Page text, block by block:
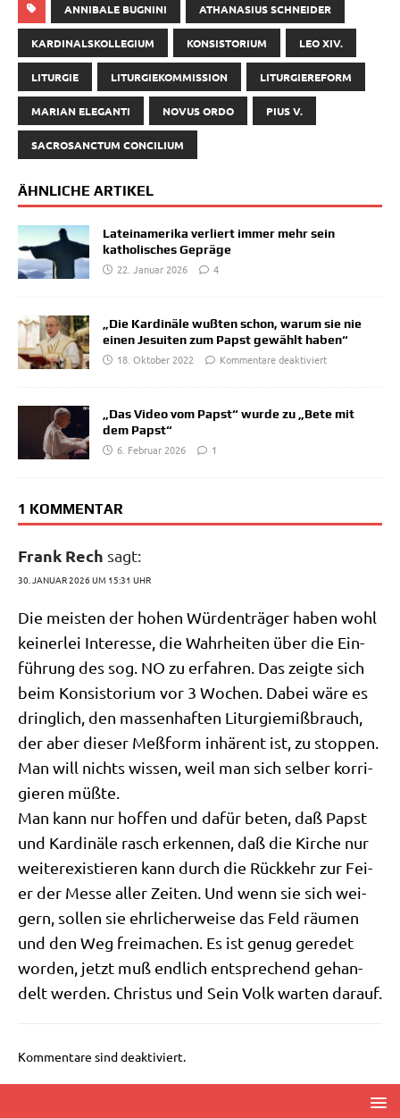
ANNIBALE BUGNINI ATHANASIUS SCHNEIDER
KARDINALSKOLLEGIUM KONSISTORIUM LEO XIV.
LITURGIE LITURGIEKOMMISSION LITURGIEREFORM
MARIAN ELEGANTI NOVUS ORDO PIUS V.
SACROSANCTUM CONCILIUM
ÄHNLICHE ARTIKEL
Lateinamerika verliert immer mehr sein
katholisches Gepräge
22. Januar 2026
4
„Die Kardinäle wußten schon, warum sie nie
einen Jesuiten zum Papst gewählt haben“
18. Oktober 2022
Kommentare deaktiviert
„Das Video vom Papst“ wurde zu „Bete mit
dem Papst“
6. Februar 2026
1
1 KOMMENTAR
Frank Rech sagt:
30. JANUAR 2026 UM 15:31 UHR
Die mei­sten der hohen Wür­den­trä­ger haben wohl
kei­ner­lei Inter­es­se, die Wahr­hei­ten über die Ein­
füh­rung des sog. NO zu erfah­ren. Das zeig­te sich
beim Kon­si­sto­ri­um vor 3 Wochen. Dabei wäre es
dring­lich, den mas­sen­haf­ten Lit­ur­gie­miß­brauch,
der aber die­ser Meß­form inhä­rent ist, zu stop­pen.
Man will nichts wis­sen, weil man sich sel­ber kor­ri­
gie­ren müßte.
Man kann nur hof­fen und dafür beten, daß Papst
und Kar­di­nä­le rasch erken­nen, daß die Kir­che nur
wei­ter­exi­stie­ren kann durch die Rück­kehr zur Fei­
er der Mes­se aller Zei­ten. Und wenn sie sich wei­
gern, sol­len sie ehr­li­cher­wei­se das Feld räu­men
und den Weg frei­ma­chen. Es ist genug gere­det
wor­den, jetzt muß end­lich ent­spre­chend gehan­
delt wer­den. Chri­stus und Sein Volk war­ten darauf.
Kommentare sind deaktiviert.